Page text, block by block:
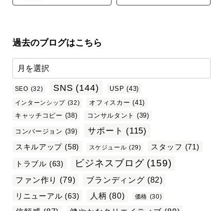
過去のブログはこちら
SEO (32) SNS (144) USP (43)
インターンシップ (32) オフィスカー (41)
キャッチコピー (38) コンサルタント (39)
コンバージョン (39) サポート (115)
スキルアップ (58) スケジュール (29) スタッフ (71)
トラブル (63) ビジネスブログ (159)
ファン作り (79) ブランディング (82)
リニューアル (63) 人柄 (80) 価格 (30)